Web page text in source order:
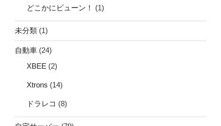
どこかにビューン！ (1)
未分類 (1)
自動車 (24)
XBEE (2)
Xtrons (14)
ドラレコ (8)